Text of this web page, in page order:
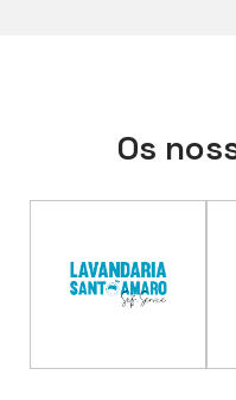
Os